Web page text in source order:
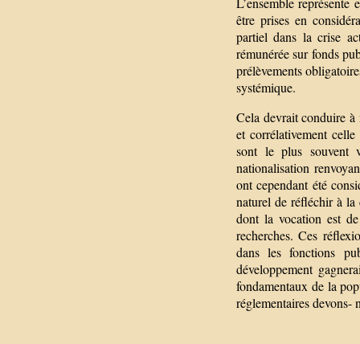
être prises en
partiel dans la crise
rémunérée sur fonds
prélèvements
systémique.
Cela devrait conduire
et corrélativement
sont le plus souvent
nationalisation
ont cependant été
naturel de réfléchir à la
dont la vocation est
recherches. Ces
dans les fonctions
développement
fondamentaux de la
réglementaires